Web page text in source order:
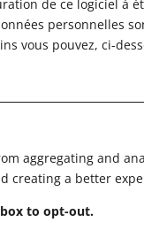
de ce logiciel à
personnelles
vous pouvez, ci-
aggregating and
creating a better
to opt-out.